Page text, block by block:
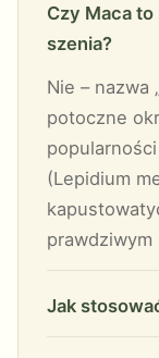
Czy Maca
szenia?
Nie – nazwa
potoczne
(Lepidium
Jak